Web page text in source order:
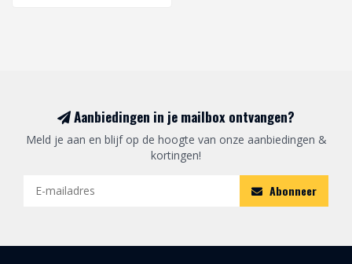
Aanbiedingen in je mailbox ontvangen?
Meld je aan en blijf op de hoogte van onze aanbiedingen &
kortingen!
Abonneer